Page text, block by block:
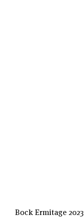
Bock Ermitage 2023